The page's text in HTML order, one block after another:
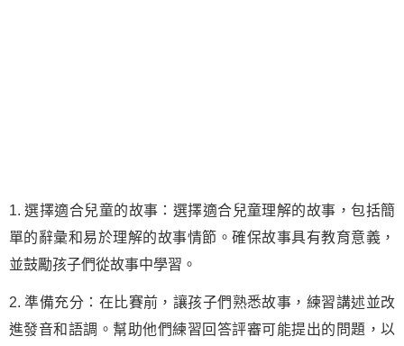
1. 選擇適合兒童的故事：選擇適合兒童理解的故事，包括簡
單的辭彙和易於理解的故事情節。確保故事具有教育意義，
並鼓勵孩子們從故事中學習。
2. 準備充分：在比賽前，讓孩子們熟悉故事，練習講述並改
進發音和語調。幫助他們練習回答評審可能提出的問題，以